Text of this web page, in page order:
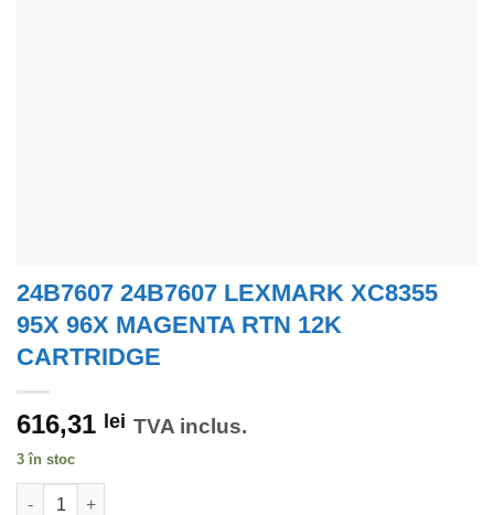
24B7607 24B7607 LEXMARK XC8355
95X 96X MAGENTA RTN 12K
CARTRIDGE
616,31 lei TVA inclus.
3 în stoc
Cantitate 24B7607 24B7607 LEXMARK XC8355 95X 96X